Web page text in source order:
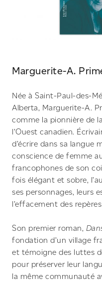
Marguerite-A.
Née à Saint-Paul-des-
Alberta, Marguerite-A.
comme la pionnière de
l’Ouest canadien.
d’écrire dans sa langue
conscience de femme
francophones de son
fois élégant et sobre,
ses personnages, leurs
l’effacement des
Son premier roman,
fondation d’un village
et témoigne des luttes
pour préserver leur
la même communauté